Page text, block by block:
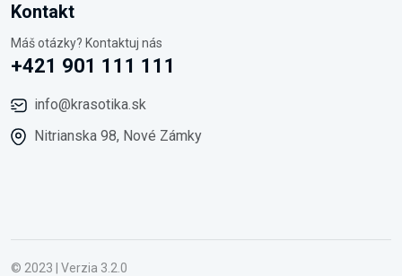
Kontakt
Máš otázky? Kontaktuj nás
+421 901 111 111
info@krasotika.sk
Nitrianska 98, Nové Zámky
© 2023 | Verzia 3.2.0